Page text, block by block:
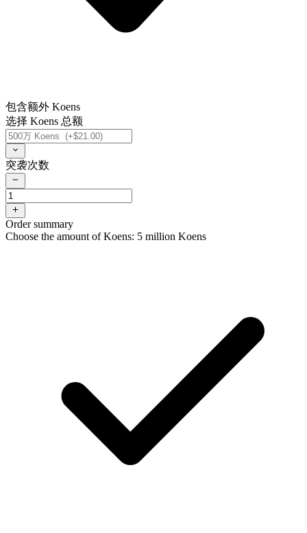
包含额外 Koens
选择 Koens 总额
突袭次数
Order summary
Choose the amount of Koens: 5 million Koens